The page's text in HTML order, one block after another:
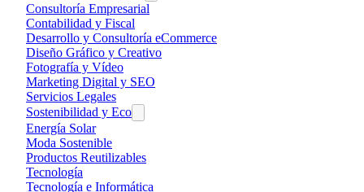
Consultoría Empresarial
Contabilidad y Fiscal
Desarrollo y Consultoría eCommerce
Diseño Gráfico y Creativo
Fotografía y Vídeo
Marketing Digital y SEO
Servicios Legales
Sostenibilidad y Eco
Energía Solar
Moda Sostenible
Productos Reutilizables
Tecnología
Tecnología e Informática